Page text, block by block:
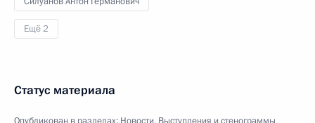
Ещё 2
Статус материала